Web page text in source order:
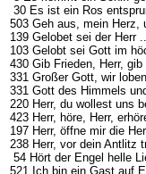
30 Es ist ein Ros
503 Geh aus, mein
139 Gelobet sei der
103 Gelobt sei Gott im
430 Gib Frieden, Herr,
331 Großer Gott, wir
331 Gott des Himmels
220 Herr, du wollest uns
423 Herr, höre, Herr,
197 Herr, öffne mir die
238 Herr, vor dein
54 Hört der Engel helle
521 Ich bin ein Gast auf